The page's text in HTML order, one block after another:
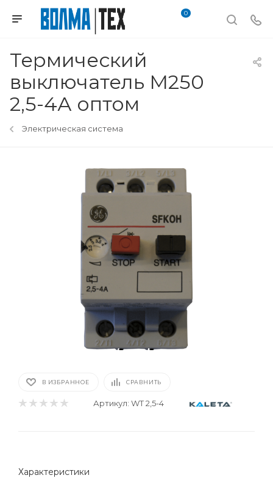
0
Термический
выключатель М250
2,5-4А оптом
Электрическая система
В ИЗБРАННОЕ СРАВНИТЬ
Артикул: WT 2,5-4
Характеристики